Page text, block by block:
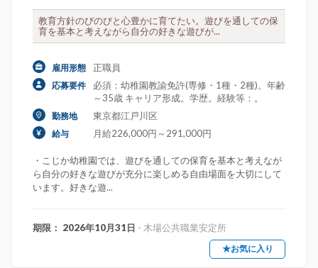
教育方針のびのびと心豊かに育てたい。遊びを通しての保
育を基本と考えながら自分の好きな遊びが...
雇用形態 正職員
応募要件
必須：幼稚園教諭免許(専修・1種・2種)。年齢
～35歳 キャリア形成。学歴。経験等：。
勤務地 東京都江戸川区
給与 月給226,000円～291,000円
・こじか幼稚園では、遊びを通しての保育を基本と考えなが
ら自分の好きな遊びが充分に楽しめる自由場面を大切にして
います。好きな遊...
期限： 2026年10月31日 - 木場公共職業安定所
★お気に入り